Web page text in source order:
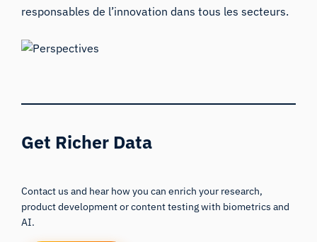
responsables de l’innovation dans tous les secteurs.
Get Richer Data
Contact us and hear how you can enrich your research,
product development or content testing with biometrics and
AI.